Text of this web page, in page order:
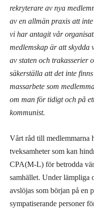
rekryterare av nya
av en allmän praxis att
vi har antagit vår
medlemskap är att
av staten och trakasserier
säkerställa att det inte
massarbete som
om man för tidigt och på
kommunist.
Vårt råd till medlemmarna
tveksamheter som kan
CPA(M-L) för betrodda
samhället. Under lämpliga
avslöjas som början på en
sympatiserande personer